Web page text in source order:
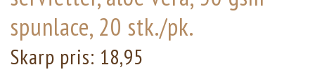
spunlace, 20 stk./pk.
Skarp pris: 18,95